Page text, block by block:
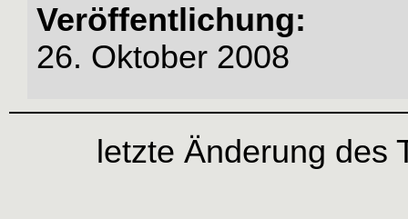
Veröffentlichung:
26. Oktober 2008
letzte Änderung des